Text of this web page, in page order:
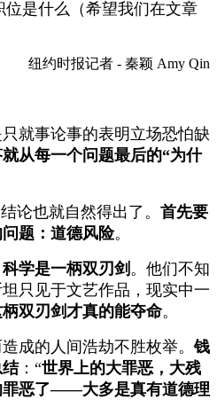
是什么（希望我们在文章
纽约时报记者 - 秦颖 Amy Qin
就事论事的表明立场恐怕缺
从每一个问题最后的“为什
论也就自然得出了。 首先要
题：道德风险。
学是一柄双刃剑 。他们不知
只见于文艺作品，现实中一
双刃剑才真的能夺命。
成的人间浩劫不胜枚举。钱
：“世界上的大罪恶，大残
恶了——大多是真有道德理